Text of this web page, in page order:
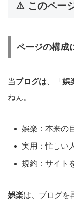
⚠️ このペー
ページの構成
当ブログは 、「 娯
ねん。
娯楽：本来の
実用：忙しい
規約：サイト
娯楽は、ブログを